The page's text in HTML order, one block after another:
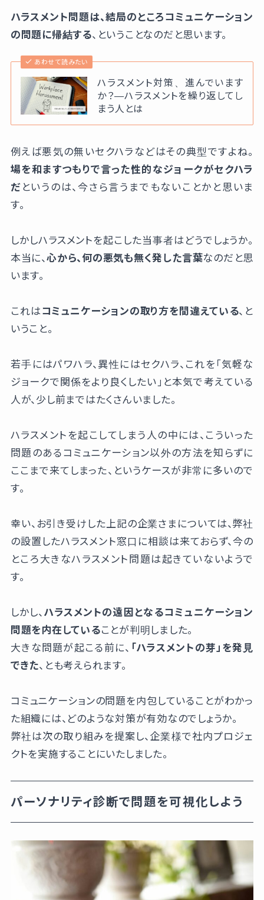
ハラスメント問題は、結局のところコミュニケーション
の問題に帰結する、ということなのだと思います。
あわせて読みたい
ハラスメント対策、進んでいます
か？—ハラスメントを繰り返してし
まう人とは
例えば悪気の無いセクハラなどはその典型ですよね。
場を和ますつもりで言った性的なジョークがセクハラ
だ というのは、今さら言うまでもないことかと思いま
す。
しかしハラスメントを起こした当事者はどうでしょうか。
本当に、心から、何の悪気も無く発した言葉なのだと思
います。
これはコミュニケーションの取り方を間違えている、と
いうこと。
若手にはパワハラ、異性にはセクハラ、これを「気軽な
ジョークで関係をより良くしたい」と本気で考えている
人が、少し前まではたくさんいました。
ハラスメントを起こしてしまう人の中には、こういった
問題のあるコミュニケーション以外の方法を知らずに
ここまで来てしまった、というケースが非常に多いので
す。
幸い、お引き受けした上記の企業さまについては、弊社
の設置したハラスメント窓口に相談は来ておらず、今の
ところ大きなハラスメント問題は起きていないようで
す。
しかし、 ハラスメントの遠因となるコミュニケーション
問題を内在していることが判明しました。
大きな問題が起こる前に、 「ハラスメントの芽」を発見
できた、とも考えられます。
コミュニケーションの問題を内包していることがわかっ
た組織には、どのような対策が有効なのでしょうか。
弊社は次の取り組みを提案し、企業様で社内プロジェ
クトを実施することにいたしました。
パーソナリティ診断で問題を可視化しよう